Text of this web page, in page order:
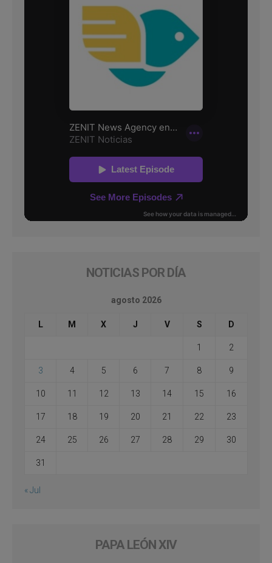
NOTICIAS POR DÍA
agosto 2026
L M X J V S D
1 2
3 4 5 6 7 8 9
10 11 12 13 14 15 16
17 18 19 20 21 22 23
24 25 26 27 28 29 30
31
« Jul
PAPA LEÓN XIV